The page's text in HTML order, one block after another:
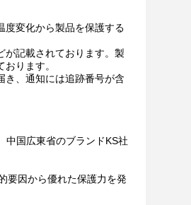
度変化から製品を保護する
が記載されております。製
ります。
き、通知には追跡番号が含
中国広東省のブランドKS社
要因から優れた保護力を発